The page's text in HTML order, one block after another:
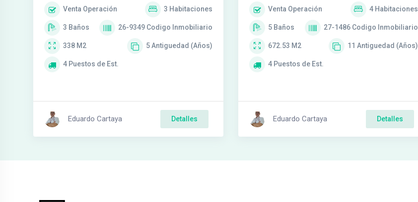
Venta Operación 3 Habitaciones
3 Baños 26-9349 Codigo Inmobiliario
338 M2 5Antiguedad (Años)
4 Puestos de Est.
Eduardo Cartaya Detalles
Venta Operación 4 Habitaciones
5 Baños 27-1486 Codigo Inmobiliario
672.53 M2 11 Antiguedad (Años)
4 Puestos de Est.
Eduardo Cartaya Detalles